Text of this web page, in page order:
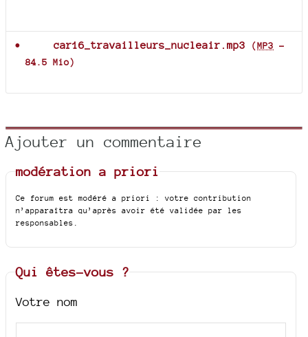
car16_travailleurs_nucleair.mp3 (MP3 -
84.5 Mio)
Ajouter un commentaire
modération a priori
Ce forum est modéré a priori : votre contribution
n’apparaîtra qu’après avoir été validée par les
responsables.
Qui êtes-vous ?
Votre nom